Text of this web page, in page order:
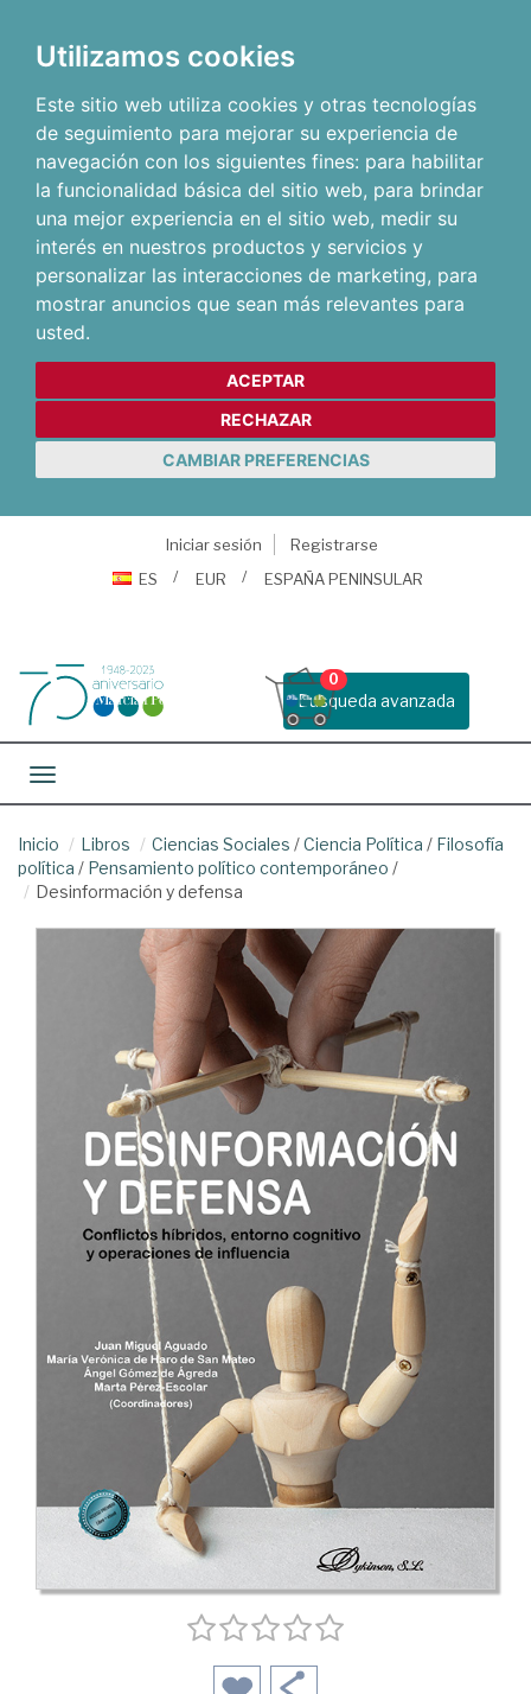
Utilizamos cookies
Este sitio web utiliza cookies y otras tecnologías
de seguimiento para mejorar su experiencia de
navegación con los siguientes fines: para habilitar
la funcionalidad básica del sitio web, para brindar
una mejor experiencia en el sitio web, medir su
interés en nuestros productos y servicios y
personalizar las interacciones de marketing, para
mostrar anuncios que sean más relevantes para
usted.
ACEPTAR
RECHAZAR
CAMBIAR PREFERENCIAS
Iniciar sesión
Registrarse
ES
EUR ESPAÑA PENINSULAR
Busqueda avanzada
0
Toggle navigation
Inicio Libros Ciencias Sociales /Ciencia Política / Filosofía
política / Pensamiento político contemporáneo /
Desinformación y defensa